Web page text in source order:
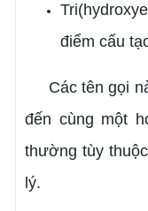
điểm cấu
Các tên gọi
đến cùng một
thường tùy
lý.